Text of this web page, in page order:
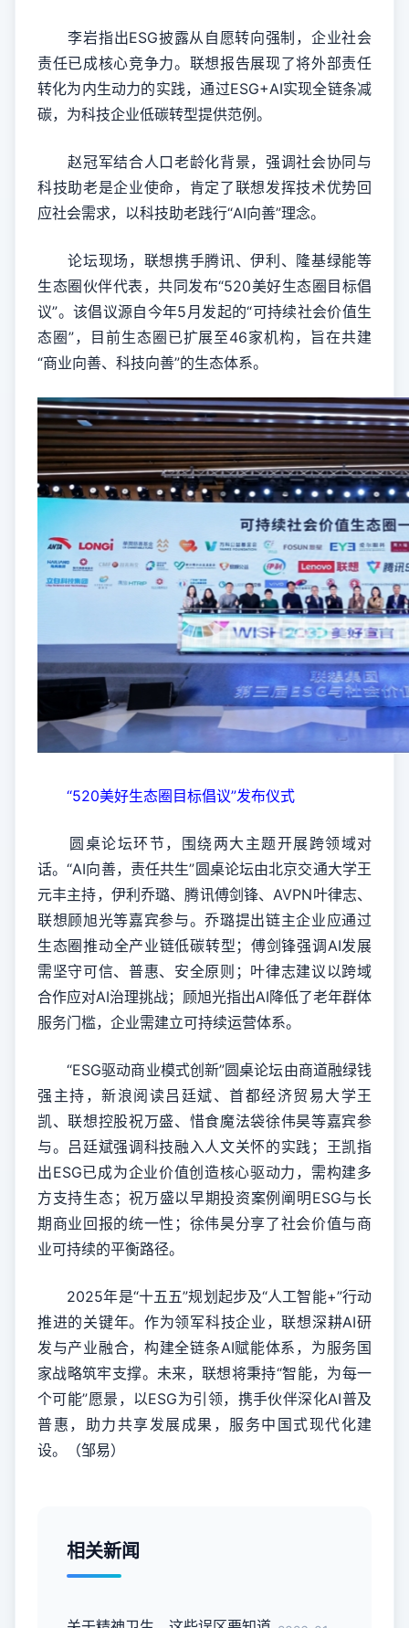
李岩指出ESG披露从自愿转向强制，企业社会
责任已成核心竞争力。联想报告展现了将外部责任
转化为内生动力的实践，通过ESG+AI实现全链条减
碳，为科技企业低碳转型提供范例。
赵冠军结合人口老龄化背景，强调社会协同与
科技助老是企业使命，肯定了联想发挥技术优势回
应社会需求，以科技助老践行“AI向善”理念。
论坛现场，联想携手腾讯、伊利、隆基绿能等
生态圈伙伴代表，共同发布“520美好生态圈目标倡
议”。该倡议源自今年5月发起的“可持续社会价值生
态圈”，目前生态圈已扩展至46家机构，旨在共建
“商业向善、科技向善”的生态体系。
“520美好生态圈目标倡议”发布仪式
圆桌论坛环节，围绕两大主题开展跨领域对
话。“AI向善，责任共生”圆桌论坛由北京交通大学王
元丰主持，伊利乔璐、腾讯傅剑锋、AVPN叶律志、
联想顾旭光等嘉宾参与。乔璐提出链主企业应通过
生态圈推动全产业链低碳转型；傅剑锋强调AI发展
需坚守可信、普惠、安全原则；叶律志建议以跨域
合作应对AI治理挑战；顾旭光指出AI降低了老年群体
服务门槛，企业需建立可持续运营体系。
“ESG驱动商业模式创新”圆桌论坛由商道融绿钱
强主持，新浪阅读吕廷斌、首都经济贸易大学王
凯、联想控股祝万盛、惜食魔法袋徐伟昊等嘉宾参
与。吕廷斌强调科技融入人文关怀的实践；王凯指
出ESG已成为企业价值创造核心驱动力，需构建多
方支持生态；祝万盛以早期投资案例阐明ESG与长
期商业回报的统一性；徐伟昊分享了社会价值与商
业可持续的平衡路径。
2025年是“十五五”规划起步及“人工智能+”行动
推进的关键年。作为领军科技企业，联想深耕AI研
发与产业融合，构建全链条AI赋能体系，为服务国
家战略筑牢支撑。未来，联想将秉持“智能，为每一
个可能”愿景，以ESG为引领，携手伙伴深化AI普及
普惠，助力共享发展成果，服务中国式现代化建
设。（邹易）
相关新闻